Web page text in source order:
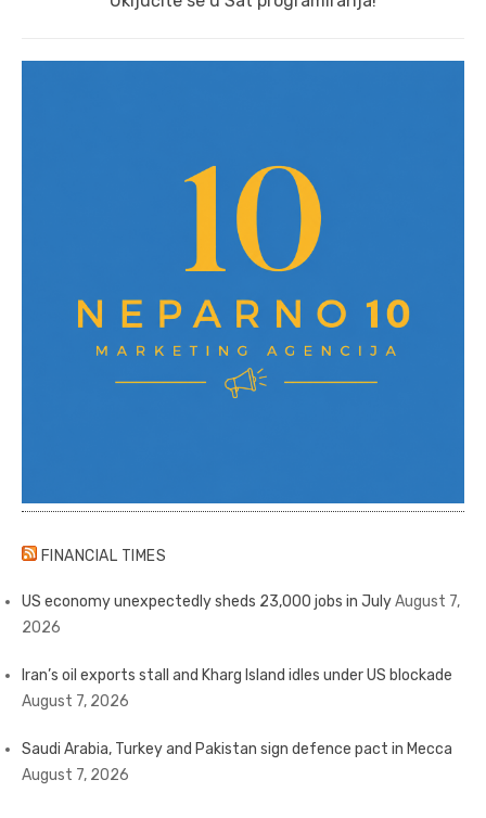
FINANCIAL TIMES
US economy unexpectedly sheds 23,000 jobs in JulyAugust 7,
2026
Iran’s oil exports stall and Kharg Island idles under US blockade
August 7, 2026
Saudi Arabia, Turkey and Pakistan sign defence pact in Mecca
August 7, 2026